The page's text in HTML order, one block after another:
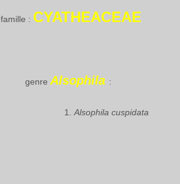
famille : CYATHEACEAE
genre Alsophila :
Alsophila cuspidata